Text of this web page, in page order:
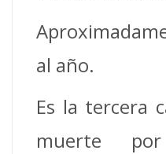
al año.
Es la tercera
muerte por